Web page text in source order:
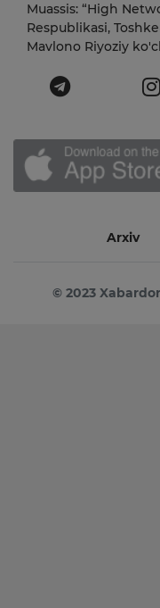
Muassis: “High
Respublikasi,
Mavlono Riyoziy
Arxiv
© 2023 Xabardor